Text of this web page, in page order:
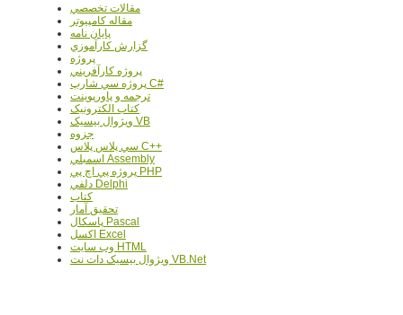
مقالات تخصصي
مقاله کامپیوتر
پایان نامه
گزارش کارآموزي
پروژه
پروژه کارآفريني
پروژه سي شارپ C#
ترجمه و پاورپوينت
کتاب الکترونيک
ويژوال بيسيک VB
جزوه
سي پلاس پلاس C++
اسمبلي Assembly
پروژه پي اچ پي PHP
دلفي Delphi
کتاب
تحقيق آمار
پاسکال Pascal
اکسل Excel
وب سايت HTML
ويژوال بيسيک دات نت VB.Net